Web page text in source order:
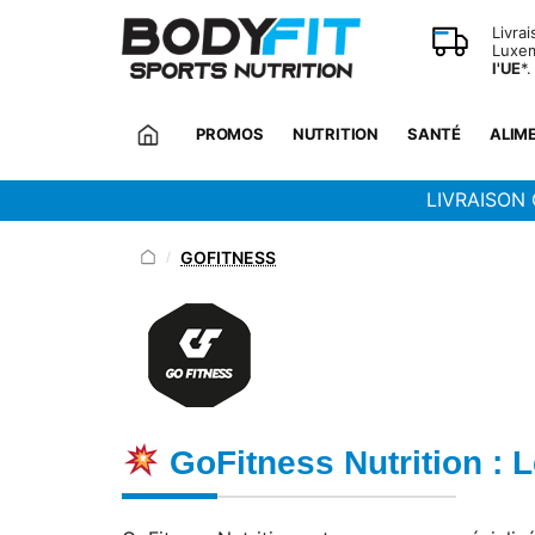
Panneau de gestion des cookies
l'UE*.
PROMOS NUTRITION SANTÉ
/ GOFITNESS
GoFitness Nutrition :